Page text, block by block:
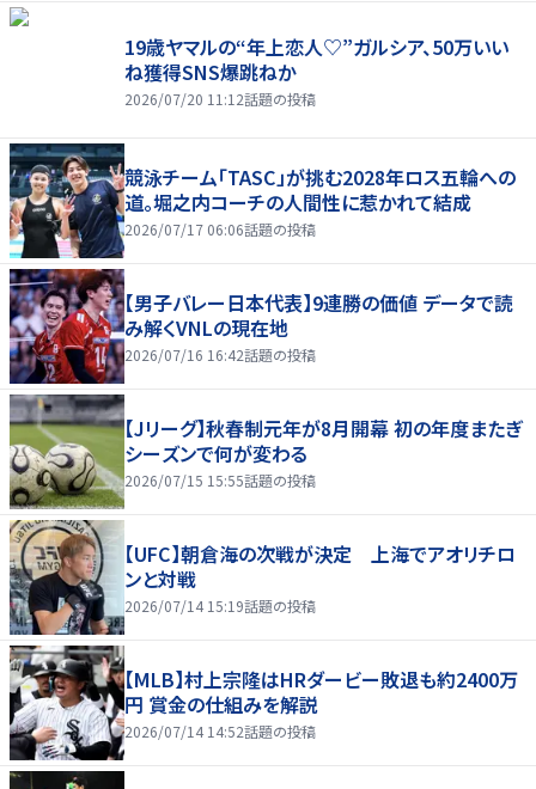
19歳ヤマルの“年上恋人♡”ガルシア、50万いい
ね獲得SNS爆跳ねか
2026/07/20 11:12話題の投稿
競泳チーム「TASC」が挑む2028年ロス五輪への
道。堀之内コーチの人間性に惹かれて結成
2026/07/17 06:06話題の投稿
【男子バレー日本代表】9連勝の価値 データで読
み解くVNLの現在地
2026/07/16 16:42話題の投稿
【Jリーグ】秋春制元年が8月開幕 初の年度またぎ
シーズンで何が変わる
2026/07/15 15:55話題の投稿
【UFC】朝倉海の次戦が決定 上海でアオリチロ
ンと対戦
2026/07/14 15:19話題の投稿
【MLB】村上宗隆はHRダービー敗退も約2400万
円 賞金の仕組みを解説
2026/07/14 14:52話題の投稿